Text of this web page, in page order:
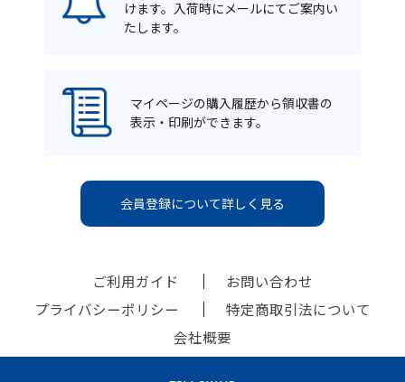
けます。入荷時にメールにてご案内い
たします。
マイページの購入履歴から領収書の
表示・印刷ができます。
会員登録について詳しく見る
ご利用ガイド
お問い合わせ
プライバシーポリシー
特定商取引法について
会社概要